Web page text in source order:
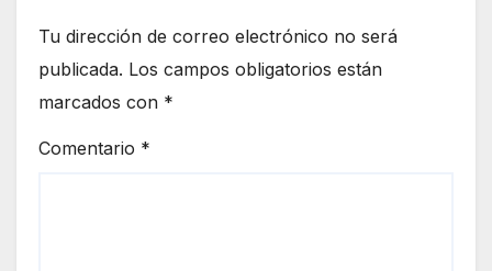
Tu dirección de correo electrónico no será
publicada. Los campos obligatorios están
marcados con *
Comentario *